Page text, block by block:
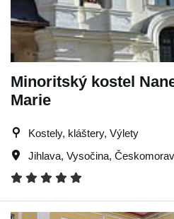
Minoritský kostel
Marie
Kostely, kláštery, Výlety
Jihlava, Vysočina,